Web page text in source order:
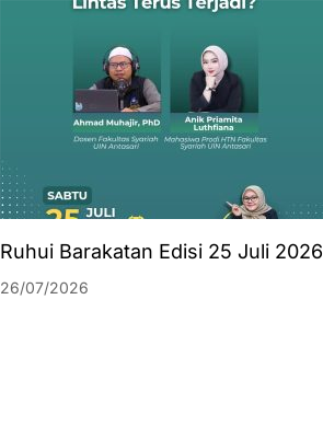
Ruhui Barakatan Edisi 25 Juli 2026
26/07/2026